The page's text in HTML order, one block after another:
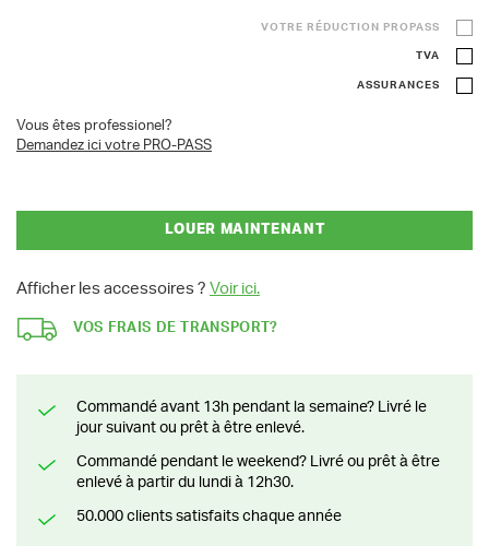
VOTRE RÉDUCTION PROPASS
TVA
ASSURANCES
Vous êtes professionel?
Demandez ici votre PRO-PASS
LOUER MAINTENANT
Afficher les accessoires ? Voir ici.
VOS FRAIS DE TRANSPORT?
Commandé avant 13h pendant la semaine? Livré le
jour suivant ou prêt à être enlevé.
Commandé pendant le weekend? Livré ou prêt à être
enlevé à partir du lundi à 12h30.
50.000 clients satisfaits chaque année